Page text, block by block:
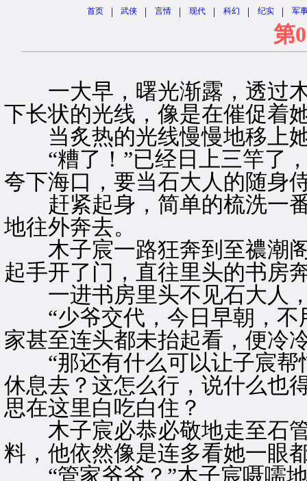
首页 | 武侠 | 言情 | 现代 | 科幻 | 纪实 | 军
第
一大早，曙光渐露，透过木
下长状的光线，像是在催促着
当炙热的光线慢慢地移上她
“糟了！”已经日上三竿了，
夸下海口，要当石大人的随身
赶紧起身，简单的梳洗一番
地往外奔去。
木子宸一路狂奔到至禯潮阁
起手开了门，直往里头的书房
一进书房里头不见石大人，
“少爷交代，今日早朝，不
家甚至连头都未抬起看，便冷
“那还有什么可以让子宸帮
休息去？这怎么行，说什么也
思在这里白吃白住？
木子宸必恭必敬地走至石管
料，他依然像是连多看她一眼
“管家爷爷？”木子宸嗫嚅